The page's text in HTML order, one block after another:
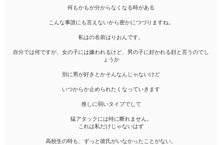
何もかもが分からなくなる時がある
こんな事誰にも言えないから密かにつづりますね。
私はの名前はりおんです。
自分では何ですが、女の子には嫌われるけど、男の子に好かれる顔と言うのでし
ょうか
別に男が好きとかそんなんじゃないけど
いつからか止められたくなっていきます
推しに弱いタイプでして
猛アタックには特に断れません。
これは私だけじゃないはず
高校生の時も、ずっと彼氏がいなかったことがない。